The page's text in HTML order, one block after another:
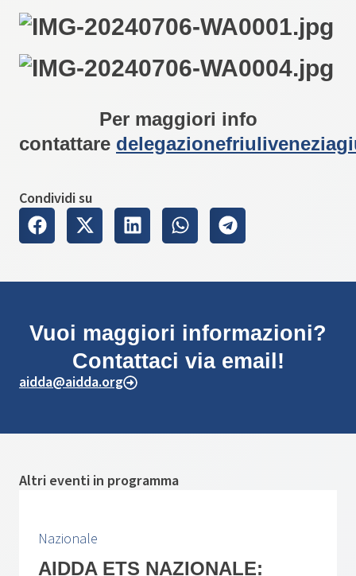
Per maggiori info
contattare
Condividi su
Vuoi maggiori informazioni?
Contattaci via email!
aidda@aidda.org
Altri eventi in programma
Nazionale
AIDDA ETS NAZIONALE: